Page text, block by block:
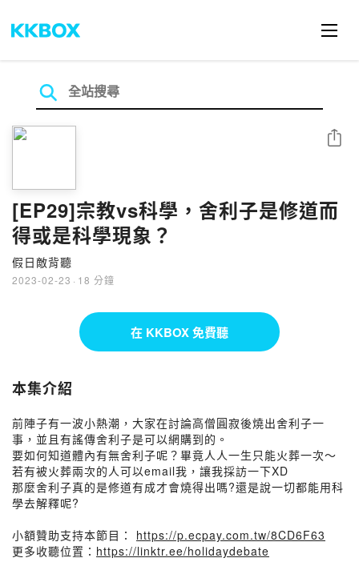
[EP29]宗教vs科學，舍利子是修道而
得或是科學現象？
假日敵背聽
2023-02-23 · 18 分鐘
分享
在 KKBOX 免費聽
本集介紹
前陣子有一波小熱潮，大家在討論高僧圓寂後燒出舍利子一
事，並且有謠傳舍利子是可以網購到的。
要如何知道體內有無舍利子呢？畢竟人人一生只能火葬一次～
若有被火葬兩次的人可以email我，讓我採訪一下XD
那麼舍利子真的是修道有成才會燒得出嗎?還是說一切都能用科
學去解釋呢?
小額贊助支持本節目： https://p.ecpay.com.tw/8CD6F63
更多收聽位置： https://linktr.ee/holidaydebate